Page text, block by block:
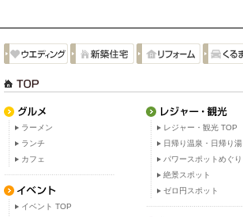
ラーメン
ランチ
カフェ
イベント TOP
レジャー・観光 TOP
日帰り温泉・日帰り湯
パワースポットめぐり
絶景スポット
ゼロ円スポット